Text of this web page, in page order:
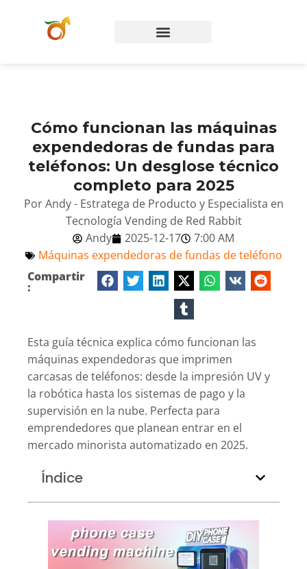
Cómo funcionan las máquinas
expendedoras de fundas para
teléfonos: Un desglose técnico
completo para 2025
Por Andy - Estratega de Producto y Especialista en
Tecnología Vending de Red Rabbit
Andy
2025-12-17
7:00 AM
Máquinas expendedoras de fundas de teléfono
Compartir
:
Esta guía técnica explica cómo funcionan las
máquinas expendedoras que imprimen
carcasas de teléfonos: desde la impresión UV y
la robótica hasta los sistemas de pago y la
supervisión en la nube. Perfecta para
emprendedores que planean entrar en el
mercado minorista automatizado en 2025.
Índice